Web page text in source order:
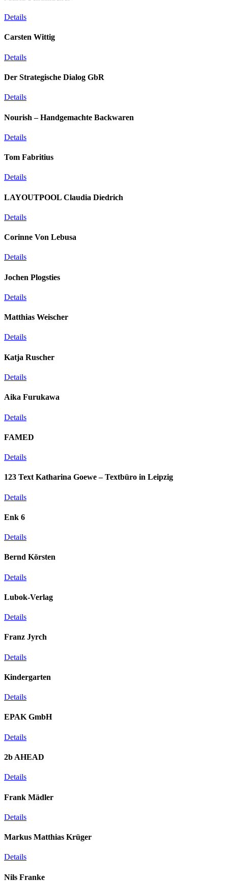
Details
Carsten Wittig
Details
Der Strategische Dialog GbR
Details
Nourish – Handgemachte Backwaren
Details
Tom Fabritius
Details
LAYOUTPOOL Claudia Diedrich
Details
Corinne Von Lebusa
Details
Jochen Plogsties
Details
Matthias Weischer
Details
Katja Ruscher
Details
Aika Furukawa
Details
FAMED
Details
123 Text Katharina Goewe – Textbüro in Leipzig
Details
Enk 6
Details
Bernd Körsten
Details
Lubok-Verlag
Details
Franz Jyrch
Details
Kindergarten
Details
EPAK GmbH
Details
2b AHEAD
Details
Frank Mädler
Details
Markus Matthias Krüger
Details
Nils Franke